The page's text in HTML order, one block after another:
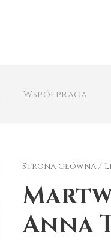
Współpraca
Strona główna/
Anna